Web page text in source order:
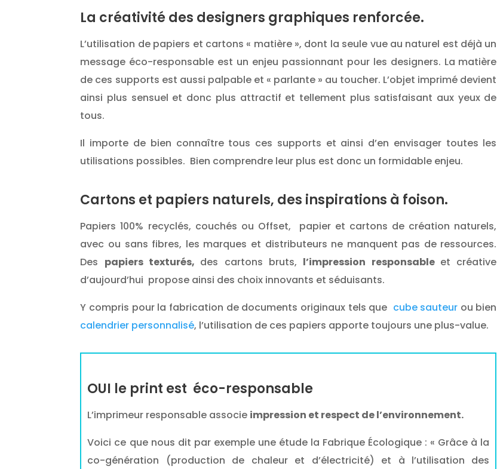
La créativité des designers graphiques renforcée.
L’utilisation de papiers et cartons « matière », dont la seule vue au naturel est déjà un
message éco-responsable est un enjeu passionnant pour les designers. La matière
de ces supports est aussi palpable et « parlante » au toucher. L’objet imprimé devient
ainsi plus sensuel et donc plus attractif et tellement plus satisfaisant aux yeux de
tous.
Il importe de bien connaître tous ces supports et ainsi d’en envisager toutes les
utilisations possibles. Bien comprendre leur plus est donc un formidable enjeu.
Cartons et papiers naturels, des inspirations à foison.
Papiers 100% recyclés, couchés ou Offset, papier et cartons de création naturels,
avec ou sans fibres, les marques et distributeurs ne manquent pas de ressources.
Des papiers texturés, des cartons bruts, l’impression responsable et créative
d’aujourd’hui propose ainsi des choix innovants et séduisants.
Y compris pour la fabrication de documents originaux tels que cube sauteur ou bien
calendrier personnalisé, l’utilisation de ces papiers apporte toujours une plus-value.
OUI le print est éco-responsable
L’imprimeur responsable associe impression et respect de l’environnement.
Voici ce que nous dit par exemple une étude la Fabrique Écologique : « Grâce à la
co-génération (production de chaleur et d’électricité) et à l’utilisation des